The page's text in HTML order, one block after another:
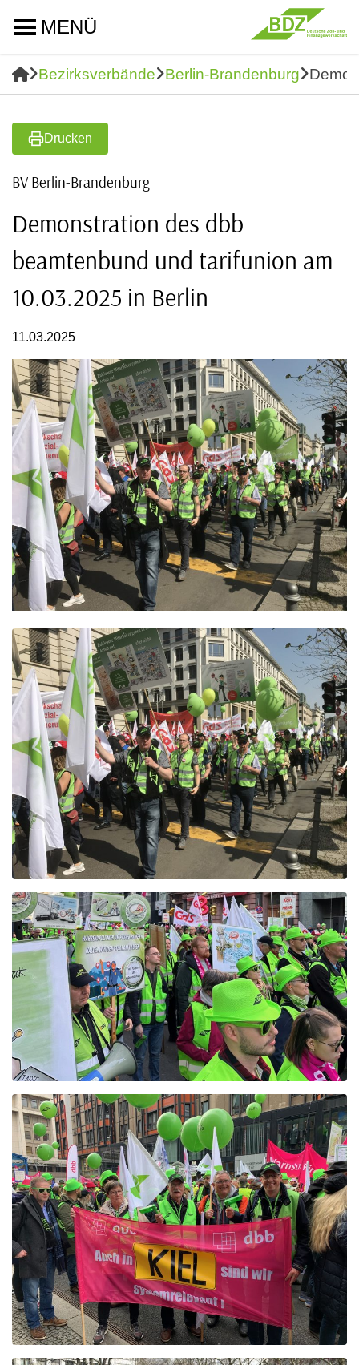
MENÜ
Bezirksverbände Berlin-Brandenburg
Drucken
BV Berlin-Brandenburg
Demonstration des dbb
beamtenbund und tarifunion am
10.03.2025 in Berlin
11.03.2025